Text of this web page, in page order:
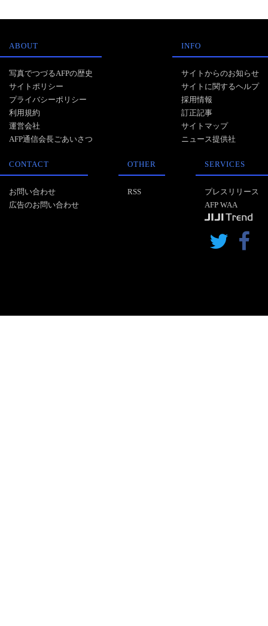
ABOUT
写真でつづるAFPの歴史
サイトポリシー
プライバシーポリシー
利用規約
運営会社
AFP通信会長ごあいさつ
INFO
サイトからのお知らせ
サイトに関するヘルプ
採用情報
訂正記事
サイトマップ
ニュース提供社
CONTACT
お問い合わせ
広告のお問い合わせ
OTHER
RSS
SERVICES
プレスリリース
AFP WAA